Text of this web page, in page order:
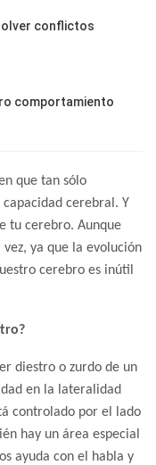
conflictos
comportamiento
que tan sólo
cerebral. Y
tu cerebro. Aunque
ya que la evolución
cerebro es inútil
diestro o zurdo de un
en la lateralidad
controlado por el lado
hay un área especial
ayuda con el habla y